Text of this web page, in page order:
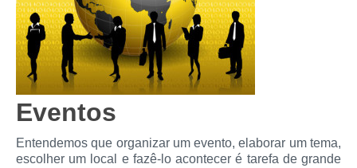
Eventos
Entendemos que organizar um evento, elaborar um tema,
escolher um local e fazê-lo acontecer é tarefa de grande